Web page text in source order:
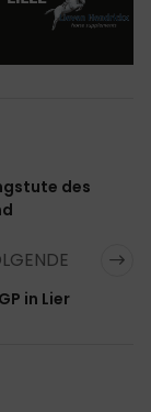
des
in Lier